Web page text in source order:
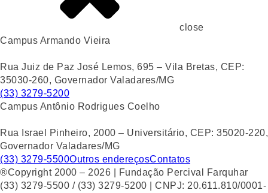
close
Campus Armando Vieira
Rua Juiz de Paz José Lemos, 695 – Vila Bretas, CEP:
35030-260, Governador Valadares/MG
(33) 3279-5200
Campus Antônio Rodrigues Coelho
Rua Israel Pinheiro, 2000 – Universitário, CEP: 35020-220,
Governador Valadares/MG
(33) 3279-5500Outros endereçosContatos
®Copyright 2000 – 2026 | Fundação Percival Farquhar
(33) 3279-5500 / (33) 3279-5200 | CNPJ: 20.611.810/0001-